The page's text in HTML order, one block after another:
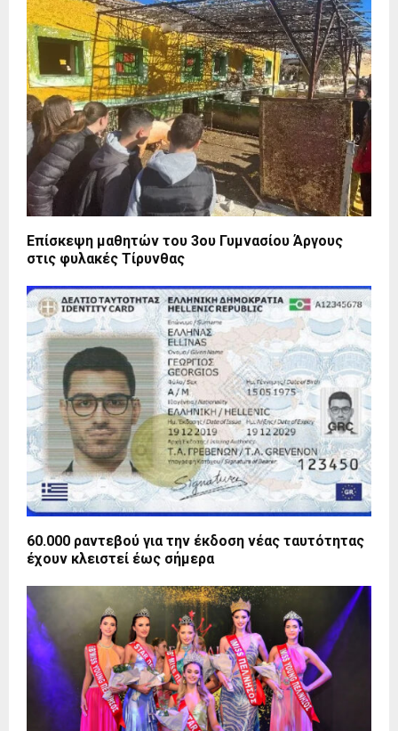
Επίσκεψη μαθητών του 3ου Γυμνασίου Άργους
στις φυλακές Τίρυνθας
60.000 ραντεβού για την έκδοση νέας ταυτότητας
έχουν κλειστεί έως σήμερα